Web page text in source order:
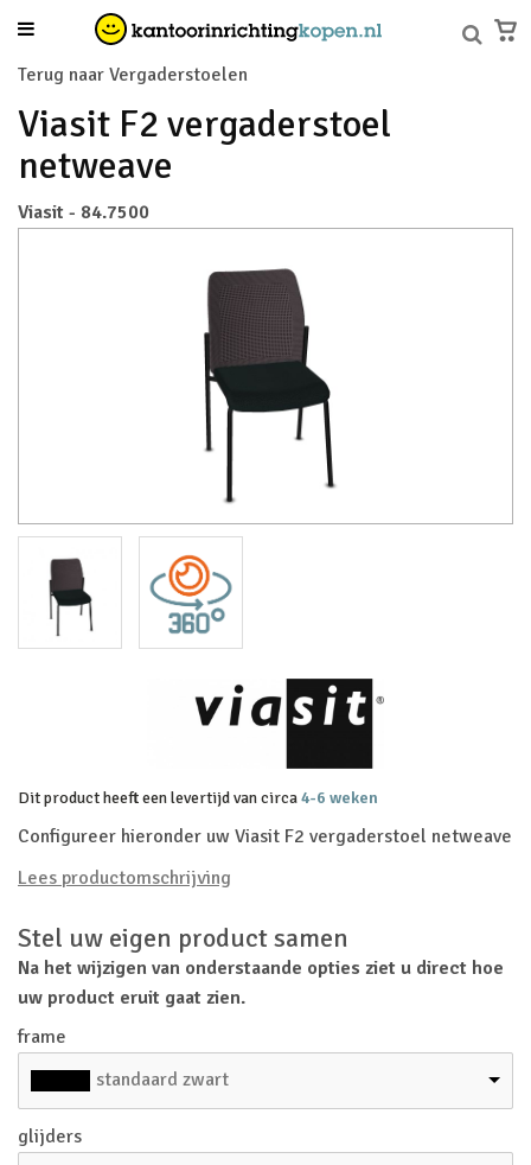
Terug naar Vergaderstoelen
Viasit F2 vergaderstoel
netweave
Viasit - 84.7500
Dit product heeft een levertijd van circa4-6 weken
Configureer hieronder uw Viasit F2 vergaderstoel netweave
Lees productomschrijving
Stel uw eigen product samen
Na het wijzigen van onderstaande opties ziet u direct hoe
uw product eruit gaat zien.
frame
standaard zwart
glijders